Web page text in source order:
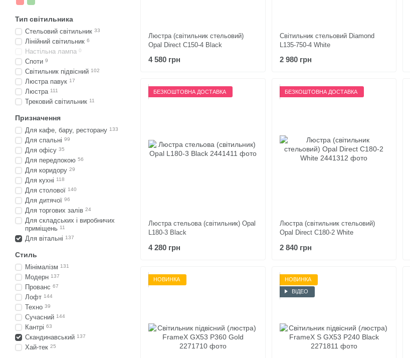
Люстра (світильник стельовий)
Opal Direct C150-4 Black
4 580 грн
Світильник стельовий Diamond
L135-750-4 White
2 980 грн
БЕЗКОШТОВНА ДОСТАВКА
Люстра стельова (світильник) Opal
L180-3 Black
4 280 грн
БЕЗКОШТОВНА ДОСТАВКА
Люстра (світильник стельовий)
Opal Direct C180-2 White
2 840 грн
НОВИНКА
НОВИНКА
ВІДЕО
Тип світильника
Стельовий світильник 33
Лінійний світильник 6
Настільна лампа 0
Споти 9
Світильник підвісний 102
Люстра павук 17
Люстра 111
Трековий світильник 11
Призначення
Для кафе, бару, ресторану 133
Для спальні 99
Для офісу 35
Для передпокою 56
Для коридору 29
Для кухні 118
Для столової 140
Для дитячої 96
Для торгових залів 24
Для складських і виробничих
приміщень 11
Для вітальні 137
Стиль
Мінімалізм 131
Модерн 137
Прованс 67
Лофт 144
Техно 39
Сучасний 144
Кантрі 63
Скандинавський 137
Хай-тек 25